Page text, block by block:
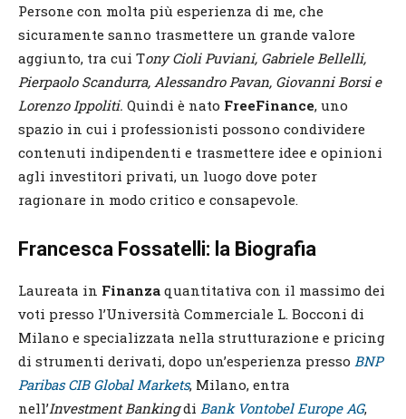
Persone con molta più esperienza di me, che
sicuramente sanno trasmettere un grande valore
aggiunto, tra cui Tony Cioli Puviani, Gabriele Bellelli,
Pierpaolo Scandurra, Alessandro Pavan, Giovanni Borsi e
Lorenzo Ippoliti. Quindi è nato FreeFinance, uno
spazio in cui i professionisti possono condividere
contenuti indipendenti e trasmettere idee e opinioni
agli investitori privati, un luogo dove poter
ragionare in modo critico e consapevole.
Francesca Fossatelli: la Biografia
Laureata in Finanza quantitativa con il massimo dei
voti presso l’Università Commerciale L. Bocconi di
Milano e specializzata nella strutturazione e pricing
di strumenti derivati, dopo un’esperienza presso BNP
Paribas CIB Global Markets, Milano, entra
nell’Investment Bankingdi Bank Vontobel Europe AG,